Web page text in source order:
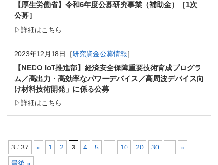
【厚生労働省】令和6年度公募研究事業（補助金）［1次
公募］
▷詳細はこちら
2023年12月18日［研究資金公募情報］
【NEDO IoT推進部】経済安全保障重要技術育成プログラ
ム／高出力・高効率なパワーデバイス／高周波デバイス向
け材料技術開発」に係る公募
▷詳細はこちら
3 / 37 « 1 2 3 4 5 ... 10 20 30 ... »
最後 »